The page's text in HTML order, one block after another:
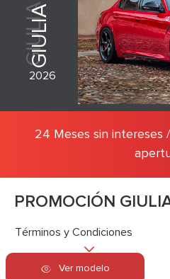
GIULIA
GIULIA
2026
24 Meses sin intereses
PROMOCIÓN
Términos y Condiciones
Ver modelo